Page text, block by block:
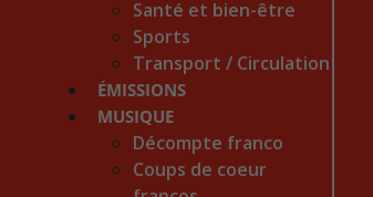
Santé et bien-être
Sports
Transport / Circulation
ÉMISSIONS
MUSIQUE
Décompte franco
Coups de coeur